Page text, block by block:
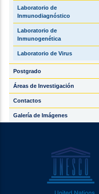
Laboratorio de
Inmunodiagnóstico
Laboratorio de
Inmunogenética
Laboratorio de Virus
Postgrado
Áreas de Investigación
Contactos
Galería de Imágenes